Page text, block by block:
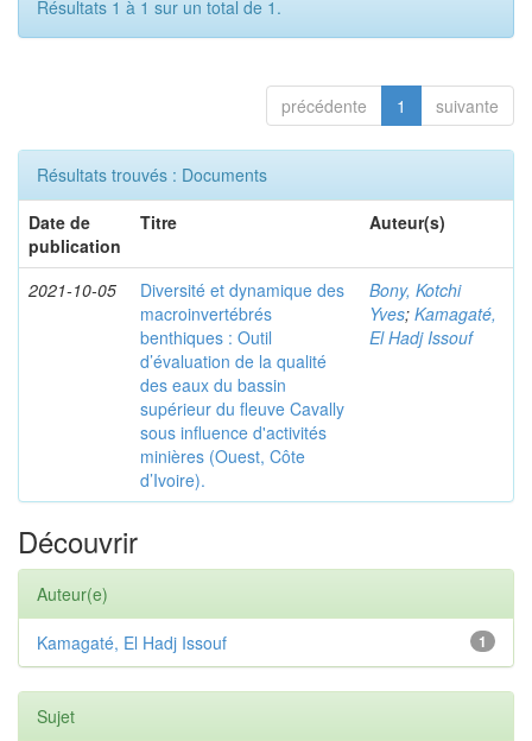
Résultats 1 à 1 sur un total de 1.
précédente 1 suivante
Résultats trouvés : Documents
Date de
publication
Titre Auteur(s)
2021-10-05
Diversité et dynamique des
macroinvertébrés
benthiques : Outil
d’évaluation de la qualité
des eaux du bassin
supérieur du fleuve Cavally
sous influence d'activités
minières (Ouest, Côte
d’Ivoire).
Bony, Kotchi
Yves; Kamagaté,
El Hadj Issouf
Découvrir
Auteur(e)
1
Kamagaté, El Hadj Issouf
Sujet